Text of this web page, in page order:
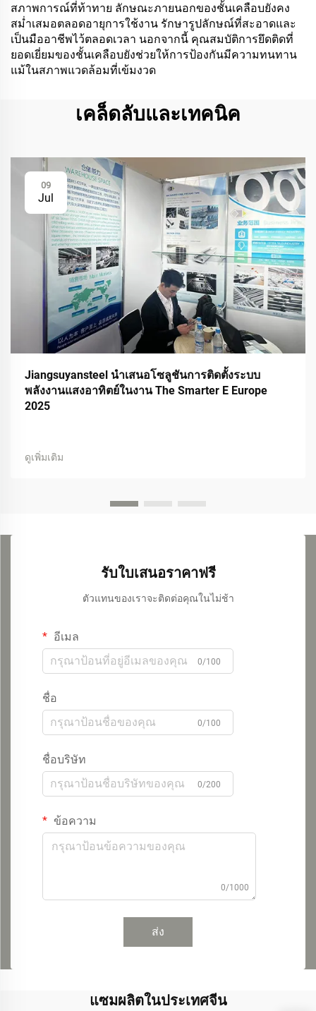
สภาพการณ์ที่ท้าทาย ลักษณะภายนอกของชั้นเคลือบยังคง
สม่ำเสมอตลอดอายุการใช้งาน รักษารูปลักษณ์ที่สะอาดและ
เป็นมืออาชีพไว้ตลอดเวลา นอกจากนี้ คุณสมบัติการยึดติดที่
ยอดเยี่ยมของชั้นเคลือบยังช่วยให้การป้องกันมีความทนทาน
แม้ในสภาพแวดล้อมที่เข้มงวด
เคล็ดลับและเทคนิค
09
Jul
Jiangsuyansteel นำเสนอโซลูชันการติดตั้งระบบ
พลังงานแสงอาทิตย์ในงาน The Smarter E Europe
2025
ดูเพิ่มเติม
รับใบเสนอราคาฟรี
ตัวแทนของเราจะติดต่อคุณในไม่ช้า
อีเมล
0/100
ชื่อ
0/100
ชื่อบริษัท
0/200
ข้อความ
0/1000
ส่ง
แซมผลิตในประเทศจีน